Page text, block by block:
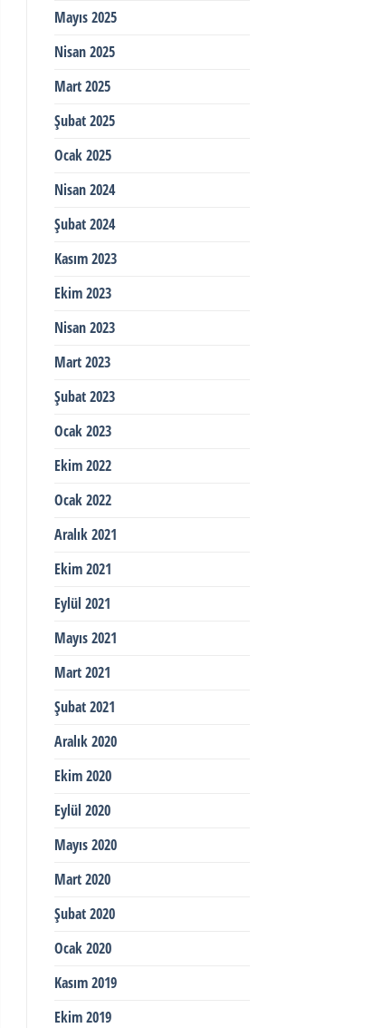
Mayıs 2025
Nisan 2025
Mart 2025
Şubat 2025
Ocak 2025
Nisan 2024
Şubat 2024
Kasım 2023
Ekim 2023
Nisan 2023
Mart 2023
Şubat 2023
Ocak 2023
Ekim 2022
Ocak 2022
Aralık 2021
Ekim 2021
Eylül 2021
Mayıs 2021
Mart 2021
Şubat 2021
Aralık 2020
Ekim 2020
Eylül 2020
Mayıs 2020
Mart 2020
Şubat 2020
Ocak 2020
Kasım 2019
Ekim 2019